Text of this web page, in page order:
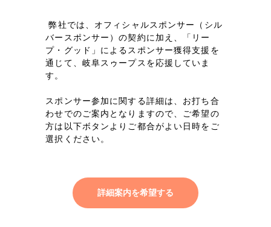
ポータルサイト・メディアサイト （39件）
LP（ランディングページ） （28件）
キャンペーン・プロモーションサイト
その他 （1件）
弊社では、オフィシャルスポンサー（シル
バースポンサー）の契約に加え、「リー
プ・グッド」によるスポンサー獲得支援を
通じて、岐阜スゥープスを応援していま
す。
スポンサー参加に関する詳細は、お打ち合
わせでのご案内となりますので、ご希望の
方は以下ボタンよりご都合がよい日時をご
選択ください。
詳細案内を希望する